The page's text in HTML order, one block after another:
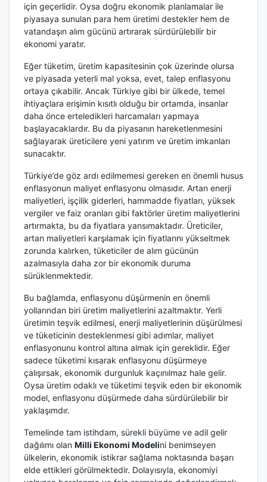
için geçerlidir. Oysa doğru ekonomik planlamalar ile
piyasaya sunulan para hem üretimi destekler hem de
vatandaşın alım gücünü artırarak sürdürülebilir bir
ekonomi yaratır.
Eğer tüketim, üretim kapasitesinin çok üzerinde olursa
ve piyasada yeterli mal yoksa, evet, talep enflasyonu
ortaya çıkabilir. Ancak Türkiye gibi bir ülkede, temel
ihtiyaçlara erişimin kısıtlı olduğu bir ortamda, insanlar
daha önce erteledikleri harcamaları yapmaya
başlayacaklardır. Bu da piyasanın hareketlenmesini
sağlayarak üreticilere yeni yatırım ve üretim imkanları
sunacaktır.
Türkiye’de göz ardı edilmemesi gereken en önemli husus
enflasyonun maliyet enflasyonu olmasıdır. Artan enerji
maliyetleri, işçilik giderleri, hammadde fiyatları, yüksek
vergiler ve faiz oranları gibi faktörler üretim maliyetlerini
artırmakta, bu da fiyatlara yansımaktadır. Üreticiler,
artan maliyetleri karşılamak için fiyatlarını yükseltmek
zorunda kalırken, tüketiciler de alım gücünün
azalmasıyla daha zor bir ekonomik duruma
sürüklenmektedir.
Bu bağlamda, enflasyonu düşürmenin en önemli
yollarından biri üretim maliyetlerini azaltmaktır. Yerli
üretimin teşvik edilmesi, enerji maliyetlerinin düşürülmesi
ve tüketicinin desteklenmesi gibi adımlar, maliyet
enflasyonunu kontrol altına almak için gereklidir. Eğer
sadece tüketimi kısarak enflasyonu düşürmeye
çalışırsak, ekonomik durgunluk kaçınılmaz hale gelir.
Oysa üretim odaklı ve tüketimi teşvik eden bir ekonomik
model, enflasyonu düşürmede daha sürdürülebilir bir
yaklaşımdır.
Temelinde tam istihdam, sürekli büyüme ve adil gelir
dağılımı olan Milli Ekonomi Modelini benimseyen
ülkelerin, ekonomik istikrar sağlama noktasında başarı
elde ettikleri görülmektedir. Dolayısıyla, ekonomiyi